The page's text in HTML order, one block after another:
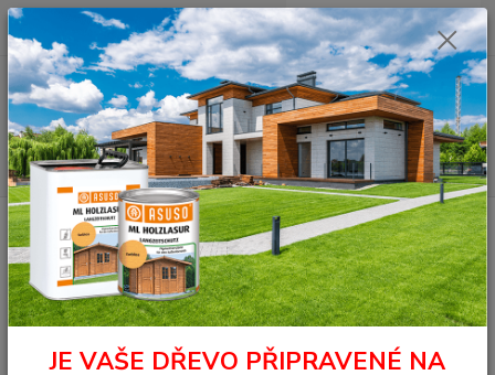
Menu
Hledat
+420 377 441 961 0ks
za 0,00 Kč
Úvod OSMO - přírodní oleje Na dřevo uvnitř Podlahy
Tvrdý
voskový olej Barevný
3071 TVO barevný Medový 0,005 l
3071 TVO barevný Medový 0,005
l
JE VAŠE DŘEVO PŘIPRAVENÉ NA